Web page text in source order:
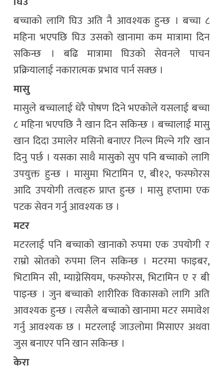
बच्चाको लागि घिउ अति नै आवश्यक हुन्छ । बच्चा ८
महिना भएपछि घिउ उसको खानामा कम मात्रामा दिन
सकिन्छ । बढि मात्रामा घिउको सेवनले पाचन
प्रक्रियालाई नकारात्मक प्रभाव पार्न सक्छ ।
मासु
मासुले बच्चालाई धेरै पोषण दिने भएकोले यसलाई बच्चा
८ महिना भएपछि नै खान दिन सकिन्छ । बच्चालाई मासु
खान दिदा उमालेर मसिनो बनाएर निल्न मिल्ने गरि खान
दिनु पर्छ । यसका साथै मासुको सुप पनि बच्चाको लागि
उपयुक्त हुन्छ । मासुमा भिटामिन ए, बी१२, फस्फोरस
आदि उपयोगी तत्वहरु प्राप्त हुन्छ । मासु हप्तामा एक
पटक सेवन गर्नु आवश्यक छ ।
मटर
मटरलाई पनि बच्चाको खानाको रुपमा एक उपयोगी र
राम्रो स्रोतको रुपमा लिन सकिन्छ । मटरमा फाइबर,
भिटामिन सी, म्याग्नेसियम, फस्फोरस, भिटामिन ए र बी
पाइन्छ । जुन बच्चाको शारीरिक विकासको लागि अति
आवश्यक हुन्छ । त्यसैले बच्चाको खानामा मटर समावेश
गर्नु आवश्यक छ । मटरलाई जाउलोमा मिसाएर अथवा
जुस बनाएर पनि खान सकिन्छ ।
केरा